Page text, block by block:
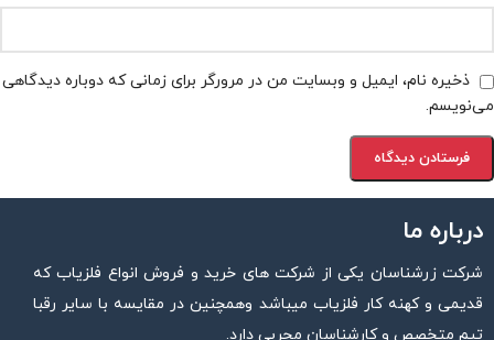
ذخیره نام، ایمیل و وبسایت من در مرورگر برای زمانی که دوباره دیدگاهی
می‌نویسم.
درباره ما
شرکت زرشناسان یکی از شرکت های خرید و فروش انواع فلزیاب که
قدیمی و کهنه کار فلزیاب میباشد وهمچنین در مقایسه با سایر رقبا
تیم متخصص و کارشناسان مجربی دارد.